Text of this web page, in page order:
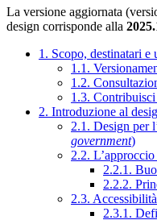
La versione aggiornata
design corrisponde alla
1. Scopo, destinatari e
1.1.
1.2.
1.3.
2. Introduzione al
2.1. Design per
government)
2.2.
2.2.1.
2.2.2.
2.3. Accessibilità
2.3.1.